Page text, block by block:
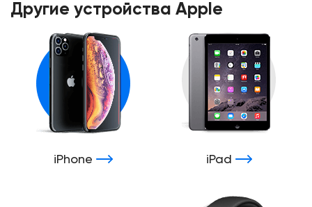
Другие устройства Apple
iPhone iPad